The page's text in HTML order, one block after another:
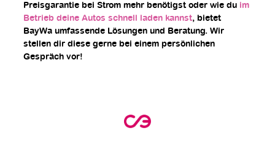
Preisgarantie bei Strom mehr benötigst oder wie du im
Betrieb deine Autos schnell laden kannst, bietet
BayWa umfassende Lösungen und Beratung. Wir
stellen dir diese gerne bei einem persönlichen
Gespräch vor!